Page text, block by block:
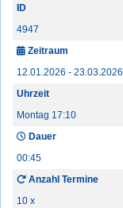
ID
4947
Zeitraum
12.01.2026 - 23.03.2026
Uhrzeit
Montag 17:10
Dauer
00:45
Anzahl Termine
10 x